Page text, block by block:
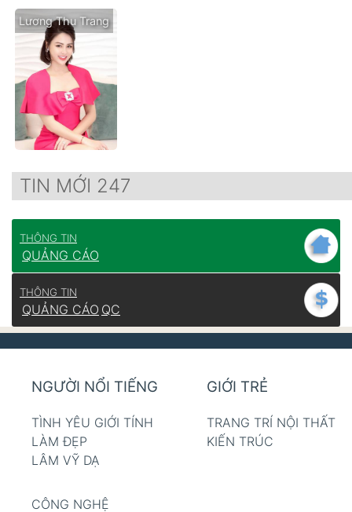
Lương Thu Trang
TIN MỚI 247
THÔNG TIN
QUẢNG CÁO
THÔNG TIN
QUẢNG CÁO QC
NGƯỜI NỔI TIẾNG
TÌNH YÊU GIỚI TÍNH
LÀM ĐẸP
LÂM VỸ DẠ
GIỚI TRẺ
TRANG TRÍ NỘI THẤT
KIẾN TRÚC
CÔNG NGHỆ